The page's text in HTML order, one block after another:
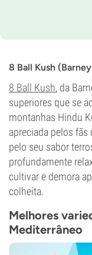
Tempo de
THC
19%
CBD
Médio
Tipo de
Período
8 Ball Kush
8 Ball Kush, da
superiores que se
montanhas Hindu
apreciada pelos fãs
pelo seu sabor
profundamente
cultivar e demora
colheita.
Melhores
Mediterrâneo